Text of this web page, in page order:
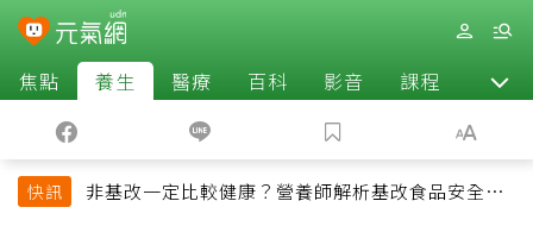
焦點 養生 醫療 百科 影音 課程 退休
快訊
非基改一定比較健康？營養師解析基改食品安全性